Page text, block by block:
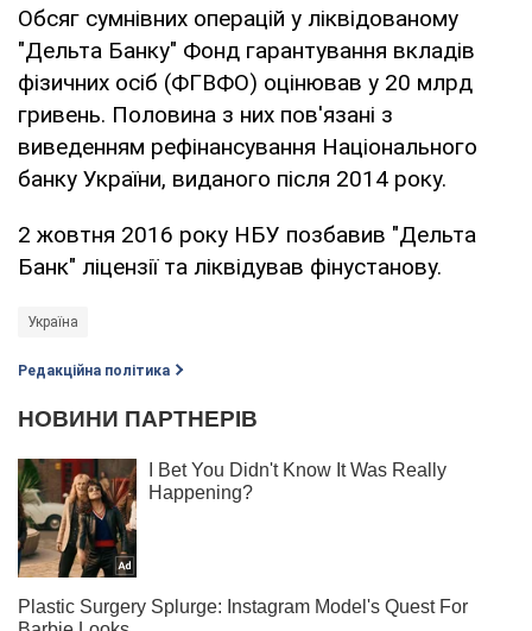
Обсяг сумнівних операцій у ліквідованому
"Дельта Банку" Фонд гарантування вкладів
фізичних осіб (ФГВФО) оцінював у 20 млрд
гривень. Половина з них пов'язані з
виведенням рефінансування Національного
банку України, виданого після 2014 року.
2 жовтня 2016 року НБУ позбавив "Дельта
Банк" ліцензії та ліквідував фінустанову.
Україна
Редакційна політика